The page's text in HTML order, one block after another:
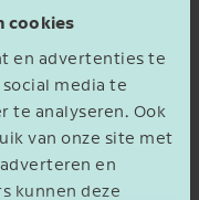
cookies
en advertenties te
media te
te analyseren. Ook
van onze site met
en
kunnen deze
door
en/of
we een